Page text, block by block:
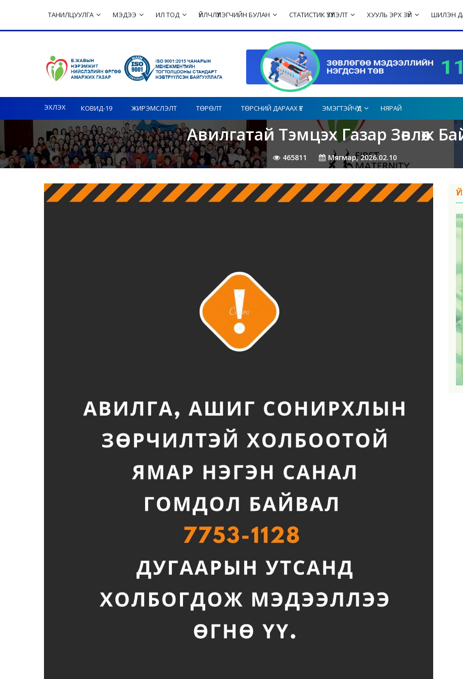
ТАНИЛЦУУЛГА МЭДЭЭ ИЛ ТОД ҮЙЛЧЛҮҮЛЭГЧИЙН БУЛАН СТАТИСТИК ҮЗҮҮЛЭЛТ ХУУЛЬ ЭРХ ЗҮЙ ШИЛЭН
Toggle navigation
ЭХЛЭХ КОВИД-19 ЖИРЭМСЛЭЛТ ТӨРӨЛТ ТӨРСНИЙ ДАРААХ ҮЕ ЭМЭГТЭЙЧҮҮД НЯРАЙ
Авилгатай Тэмцэх Газар Зөвлөж
465811 Мягмар, 2026.02.10